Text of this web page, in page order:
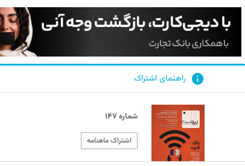
راهنمای اشتراک
شماره ۱۴۷
اشتراک ماهنامه